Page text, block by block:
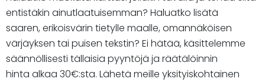
entistäkin ainutlaatuisemman? Haluatko lisätä
saaren, erikoisvärin tietylle maalle, omannäköisen
värjäyksen tai puisen tekstin? Ei hätää, käsittelemme
säännöllisesti tällaisia pyyntöjä ja räätälöinnin
hinta alkaa 30€:sta. Lähetä meille yksityiskohtainen